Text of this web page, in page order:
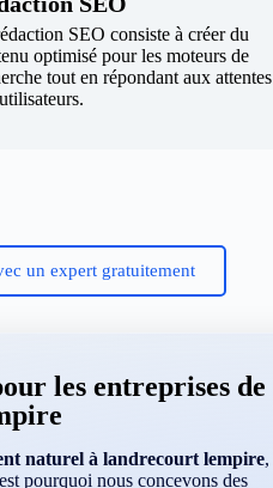
SEO consiste à créer du
optimisé pour les moteurs de
tout en répondant aux attentes
un expert gratuitement
les entreprises de
naturel à landrecourt lempire,
pourquoi nous concevons des